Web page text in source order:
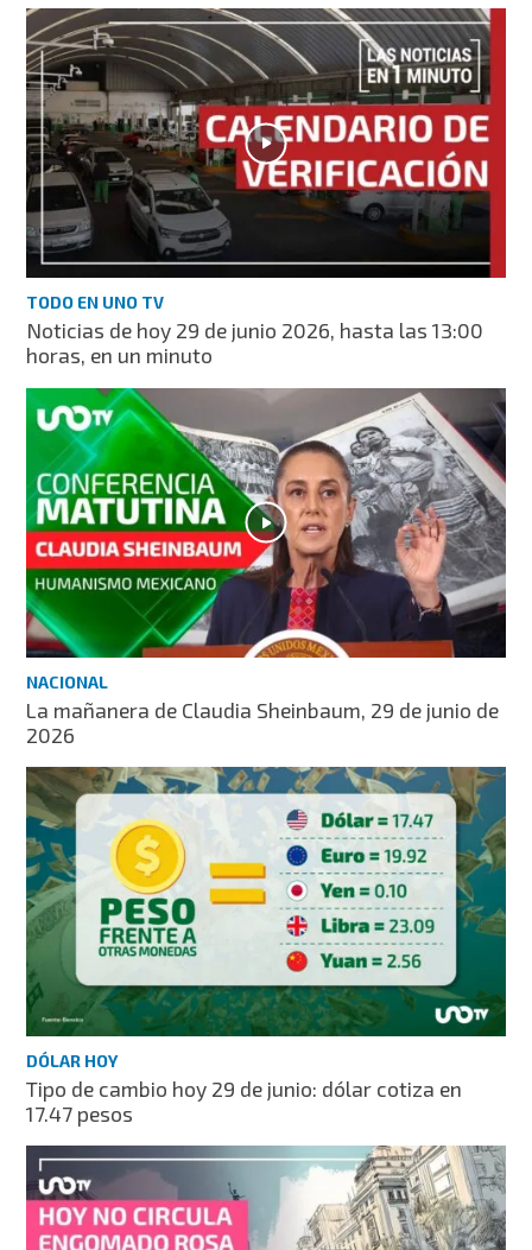
TODO EN UNO TV
Noticias de hoy 29 de junio 2026, hasta las 13:00
horas, en un minuto
NACIONAL
La mañanera de Claudia Sheinbaum, 29 de junio de
2026
DÓLAR HOY
Tipo de cambio hoy 29 de junio: dólar cotiza en
17.47 pesos